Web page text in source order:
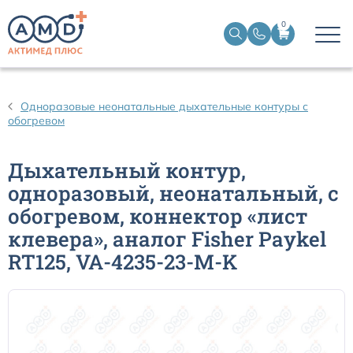
0
Одноразовые неонатальные дыхательные контуры с
обогревом
Дыхательный контур,
одноразовый, неонатальный, с
обогревом, коннектор «лист
клевера», аналог Fisher Paykel
RT125, VA-4235-23-M-K
Трахеостомические трубки
Наборы для чрескожной трахеостомии
Эндобронхиальные трубки